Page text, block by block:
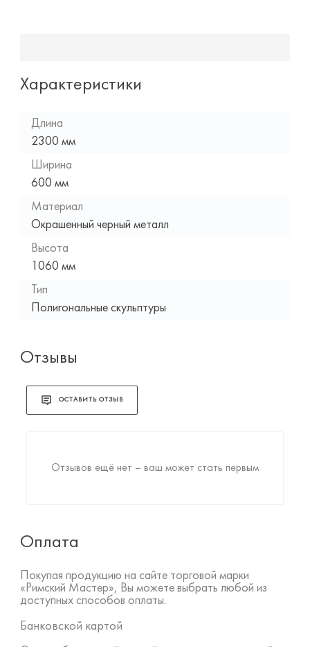
Характеристики
Длина
2300 мм
Ширина
600 мм
Материал
Окрашенный черный металл
Высота
1060 мм
Тип
Полигональные скульптуры
Отзывы
ОСТАВИТЬ ОТЗЫВ
Отзывов ещё нет – ваш может стать первым
Оплата
Покупая продукцию на сайте торговой марки
«Римский Мастер», Вы можете выбрать любой из
доступных способов оплаты.
Банковской картой